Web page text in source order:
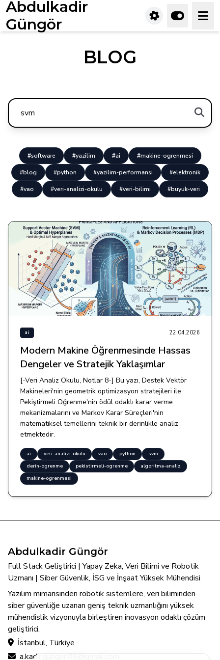
Abdulkadir
Güngör
BLOG
#software #yazilim #ai #makine-ogrenmesi
#blog #python #yazilim-performansi #elektronik
#vao #veri-analizi-okulu #veri-bilimi #buyuk-veri
ai 22.04.2026
Modern Makine Öğrenmesinde Hassas
Dengeler ve Stratejik Yaklaşımlar
[-Veri Analiz Okulu, Notlar 8-] Bu yazı, Destek Vektör
Makineleri'nin geometrik optimizasyon stratejileri ile
Pekiştirmeli Öğrenme'nin ödül odaklı karar verme
mekanizmalarını ve Markov Karar Süreçleri'nin
matematiksel temellerini teknik bir derinlikle analiz
etmektedir.
ai veri-analizi-okulu vao python
svm
derin-ogrenme
pekistirmeli-ogrenme
algoritma-analiz
makine-ogrenmesi
Abdulkadir Güngör
Full Stack Geliştirici | Yapay Zeka, Veri Bilimi ve Robotik
Uzmanı | Siber Güvenlik, İSG ve İnşaat Yüksek Mühendisi
Yazılım mimarisinden robotik sistemlere, veri biliminden
siber güvenliğe uzanan geniş teknik uzmanlığını yüksek
mühendislik vizyonuyla birleştiren inovasyon odaklı çözüm
geliştirici.
İstanbul, Türkiye
a.kadir.gungor.86@gmail.com